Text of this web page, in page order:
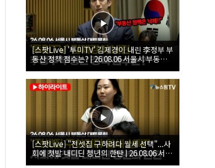
[스팟Live] '투미TV' 김제경이 내린 李정부 부
동산 정책 점수는? | 26.08.06 서울시 부동산
대토론회
[스팟Live] "전셋집 구하려다 월세 선택"...사
회에 첫발 내디딘 청년의 한탄 | 26.08.06 서울
시 부동산 대토론회